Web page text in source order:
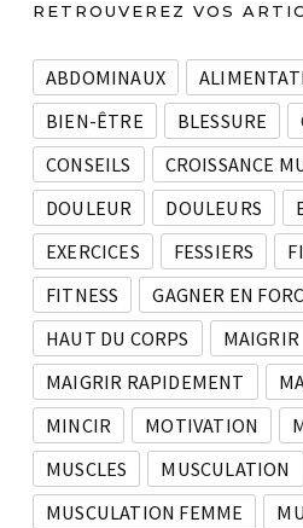
RETROUVEREZ VOS
ABDOMINAUX
BIEN-ÊTRE
BLESSURE
CONSEILS
CROISSANCE
DOULEUR
DOULEURS
EXERCICES
FESSIERS
FITNESS
GAGNER EN
HAUT DU CORPS
MAIGRIR
MAIGRIR RAPIDEMENT
MINCIR
MOTIVATION
MUSCLES
MUSCULATION
MUSCULATION FEMME